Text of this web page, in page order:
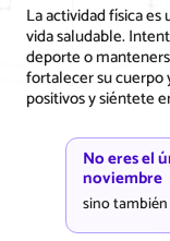
La actividad física
vida saludable.
deporte o
fortalecer su cuerpo
positivos y siéntete
No eres el
noviembre
sino también